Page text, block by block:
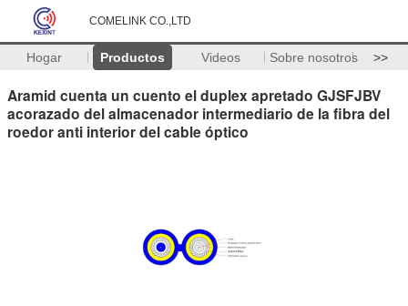
COMELINK CO.,LTD
Hogar Productos Videos Sobre nosotros >>
Aramid cuenta un cuento el duplex apretado GJSFJBV
acorazado del almacenador intermediario de la fibra del
roedor anti interior del cable óptico